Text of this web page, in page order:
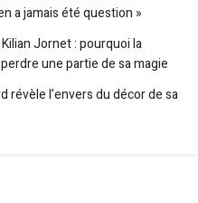
a jamais été question »
Jornet : pourquoi la
une partie de sa magie
révèle l’envers du décor de sa